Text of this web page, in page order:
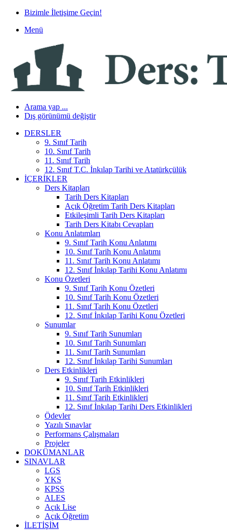
Bizimle İletişime Geçin!
Menü
Arama yap ...
Dış görünümü değiştir
DERSLER
9. Sınıf Tarih
10. Sınıf Tarih
11. Sınıf Tarih
12. Sınıf T.C. İnkılap Tarihi ve Atatürkçülük
İÇERIKLER
Ders Kitapları
Tarih Ders Kitapları
Açık Öğretim Tarih Ders Kitapları
Etkileşimli Tarih Ders Kitapları
Tarih Ders Kitabı Cevapları
Konu Anlatımları
9. Sınıf Tarih Konu Anlatımı
10. Sınıf Tarih Konu Anlatımı
11. Sınıf Tarih Konu Anlatımı
12. Sınıf İnkılap Tarihi Konu Anlatımı
Konu Özetleri
9. Sınıf Tarih Konu Özetleri
10. Sınıf Tarih Konu Özetleri
11. Sınıf Tarih Konu Özetleri
12. Sınıf İnkılap Tarihi Konu Özetleri
Sunumlar
9. Sınıf Tarih Sunumları
10. Sınıf Tarih Sunumları
11. Sınıf Tarih Sunumları
12. Sınıf İnkılap Tarihi Sunumları
Ders Etkinlikleri
9. Sınıf Tarih Etkinlikleri
10. Sınıf Tarih Etkinlikleri
11. Sınıf Tarih Etkinlikleri
12. Sınıf İnkılap Tarihi Ders Etkinlikleri
Ödevler
Yazılı Sınavlar
Performans Çalışmaları
Projeler
DOKÜMANLAR
SINAVLAR
LGS
YKS
KPSS
ALES
Açık Lise
Açık Öğretim
İLETIŞIM